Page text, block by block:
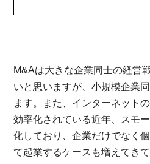
M&Aは大きな企業同士の経営
いと思いますが、小規模企業
ます。また、インターネット
効率化されている近年、スモ
化しており、企業だけでなく
て起業するケースも増えてきて